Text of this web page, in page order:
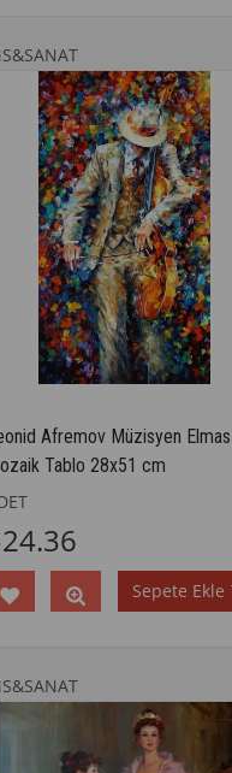
Afremov Müzisyen Elmas
Tablo 28x51 cm
Sepete Ekle